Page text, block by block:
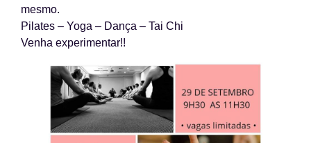
mesmo.
Pilates – Yoga – Dança – Tai Chi
Venha experimentar!!